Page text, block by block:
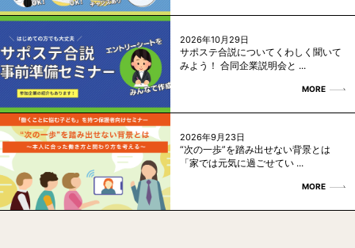
2026年10月29日
サポステ合説についてくわしく聞いて
みよう！ 合同企業説明会と ...
MORE
2026年9月23日
“次の一歩”を踏み出せない背景とは
「家では元気に過ごせてい ...
MORE